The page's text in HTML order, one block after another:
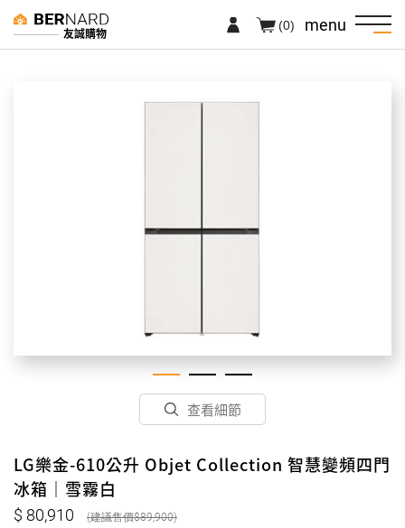
友誠購物 menu
(0)
查看細節
LG樂金-610公升 Objet Collection 智慧變頻四門
冰箱｜雪霧白
80,910 89,900